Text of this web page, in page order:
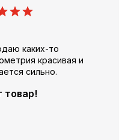
каких-то
красивая и
сильно.
товар!